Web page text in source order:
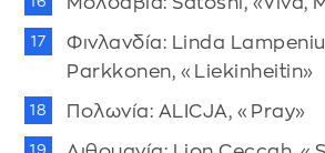
Φινλανδία: Linda
Parkkonen, «Liekinheitin»
Πολωνία: ALICJA, «Pray»